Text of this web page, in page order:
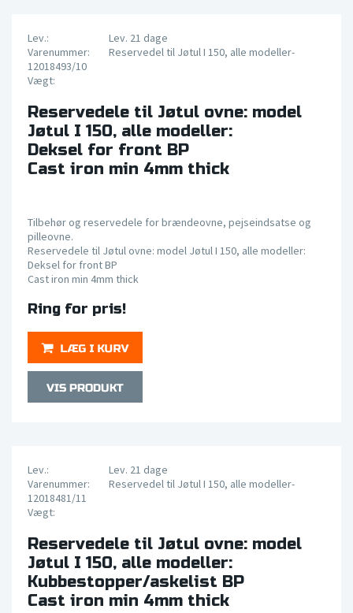
Lev.:
Lev. 21 dage
Varenummer:
Reservedel til Jøtul I 150, alle modeller-
12018493/10
Vægt:
Reservedele til Jøtul ovne: model
Jøtul I 150, alle modeller:
Deksel for front BP
Cast iron min 4mm thick
Tilbehør og reservedele for brændeovne, pejseindsatse og
pilleovne.
Reservedele til Jøtul ovne: model Jøtul I 150, alle modeller:
Deksel for front BP
Cast iron min 4mm thick
Ring for pris!
Lev.:
Lev. 21 dage
Varenummer:
Reservedel til Jøtul I 150, alle modeller-
12018481/11
Vægt:
Reservedele til Jøtul ovne: model
Jøtul I 150, alle modeller:
Kubbestopper/askelist BP
Cast iron min 4mm thick